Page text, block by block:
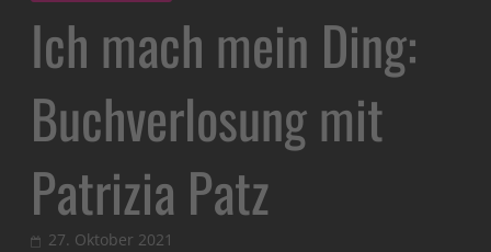
Ich mach mein Ding:
Buchverlosung mit
Patrizia Patz
27. Oktober 2021